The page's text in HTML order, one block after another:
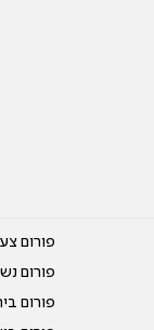
פורום
פורום
פורום